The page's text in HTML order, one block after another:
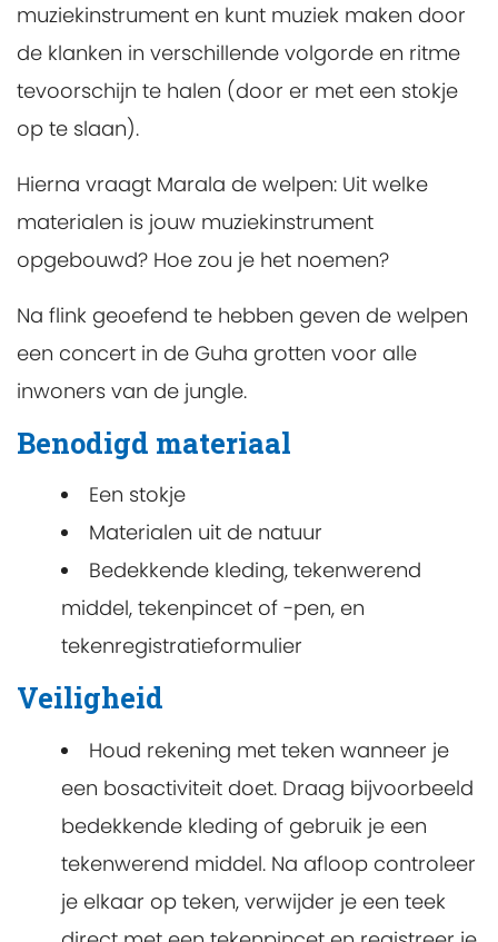
muziekinstrument en kunt muziek maken door
de klanken in verschillende volgorde en ritme
tevoorschijn te halen (door er met een stokje
op te slaan).
Hierna vraagt Marala de welpen: Uit welke
materialen is jouw muziekinstrument
opgebouwd? Hoe zou je het noemen?
Na flink geoefend te hebben geven de welpen
een concert in de Guha grotten voor alle
inwoners van de jungle.
Benodigd materiaal
Een stokje
Materialen uit de natuur
Bedekkende kleding, tekenwerend
middel, tekenpincet of -pen, en
tekenregistratieformulier
Veiligheid
Houd rekening met teken wanneer je
een bosactiviteit doet. Draag bijvoorbeeld
bedekkende kleding of gebruik je een
tekenwerend middel. Na afloop controleer
je elkaar op teken, verwijder je een teek